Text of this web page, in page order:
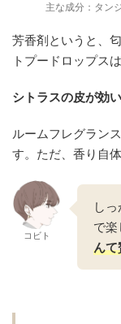
主な成分：タン
芳香剤というと、
トプードロップス
シトラスの皮が効
ルームフレグラン
す。ただ、香り自
コビト
し
で楽
んて